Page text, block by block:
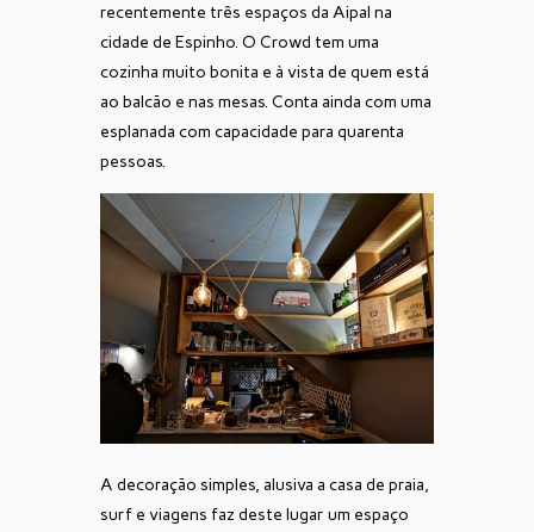
recentemente três espaços da Aipal na
cidade de Espinho. O Crowd tem uma
cozinha muito bonita e à vista de quem está
ao balcão e nas mesas. Conta ainda com uma
esplanada com capacidade para quarenta
pessoas.
A decoração simples, alusiva a casa de praia,
surf e viagens faz deste lugar um espaço